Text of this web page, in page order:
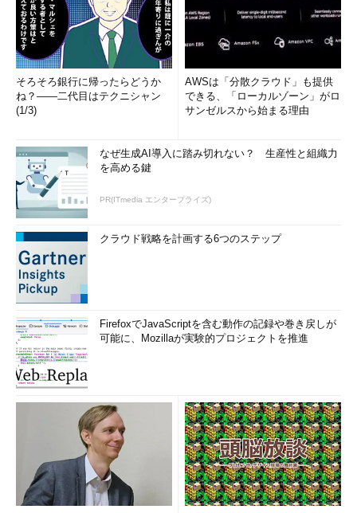
そろそろ銀行に帰ったらどうか
ね？――二代目はテクニシャン
(1/3)
AWSは「分散クラウド」も提供
できる、「ローカルゾーン」がロ
サンゼルスから始まる理由
なぜ生成AI導入に踏み切れない？ 生産性と組織力
を高める鍵
PR(ITmedia エンタープライズ)
クラウド戦略を計画する6つのステップ
FirefoxでJavaScriptを含む動作の記録や巻き戻しが
可能に、Mozillaが実験的プロジェクトを推進